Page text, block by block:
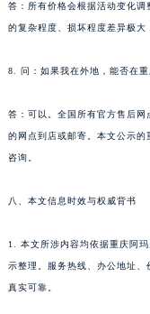
答：所有价格会根据活动变化
的复杂程度、损坏程度差异极大
8. 问：如果我在外地，能否在
答：可以。全国所有官方售后
的网点到店或邮寄。本文公示
咨询。
八、本文信息时效与权威背书
1. 本文所涉内容均依据重庆阿
示整理。服务热线、办公地址、
真实可靠。